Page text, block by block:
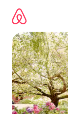
para
conteúdo